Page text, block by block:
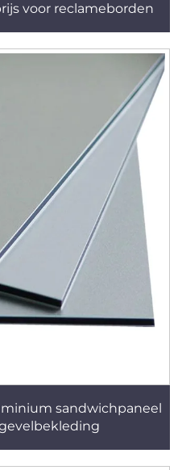
voor reclameborden
sandwichpaneel